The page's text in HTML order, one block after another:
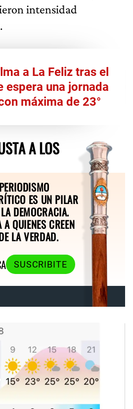
intensidad
a La Feliz tras el
espera una jornada
máxima de 23°
A LOS
ES UN PILAR
DEMOCRACIA.
QUIENES CREEN
LA VERDAD.
SUSCRIBITE